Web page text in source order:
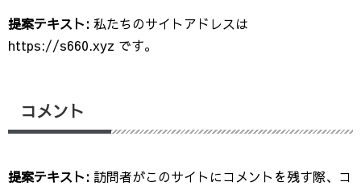
提案テキスト: 私たちのサイトアドレスは
https://s660.xyz です。
コメント
提案テキスト: 訪問者がこのサイトにコメントを残す際、コ